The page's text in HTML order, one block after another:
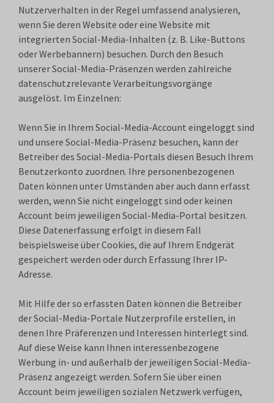
Nutzerverhalten in der Regel umfassend analysieren,
wenn Sie deren Website oder eine Website mit
integrierten Social-Media-Inhalten (z. B. Like-Buttons
oder Werbebannern) besuchen. Durch den Besuch
unserer Social-Media-Präsenzen werden zahlreiche
datenschutzrelevante Verarbeitungsvorgänge
ausgelöst. Im Einzelnen:
Wenn Sie in Ihrem Social-Media-Account eingeloggt sind
und unsere Social-Media-Präsenz besuchen, kann der
Betreiber des Social-Media-Portals diesen Besuch Ihrem
Benutzerkonto zuordnen. Ihre personenbezogenen
Daten können unter Umständen aber auch dann erfasst
werden, wenn Sie nicht eingeloggt sind oder keinen
Account beim jeweiligen Social-Media-Portal besitzen.
Diese Datenerfassung erfolgt in diesem Fall
beispielsweise über Cookies, die auf Ihrem Endgerät
gespeichert werden oder durch Erfassung Ihrer IP-
Adresse.
Mit Hilfe der so erfassten Daten können die Betreiber
der Social-Media-Portale Nutzerprofile erstellen, in
denen Ihre Präferenzen und Interessen hinterlegt sind.
Auf diese Weise kann Ihnen interessenbezogene
Werbung in- und außerhalb der jeweiligen Social-Media-
Präsenz angezeigt werden. Sofern Sie über einen
Account beim jeweiligen sozialen Netzwerk verfügen,